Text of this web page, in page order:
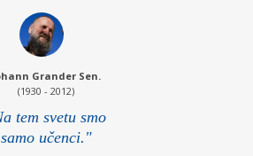
Grander Sen.
(1930 - 2012)
tem svetu smo
samo učenci."